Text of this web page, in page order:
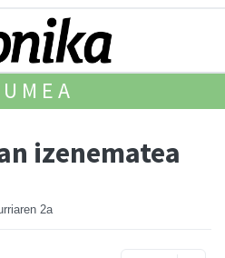
izenematea
2a